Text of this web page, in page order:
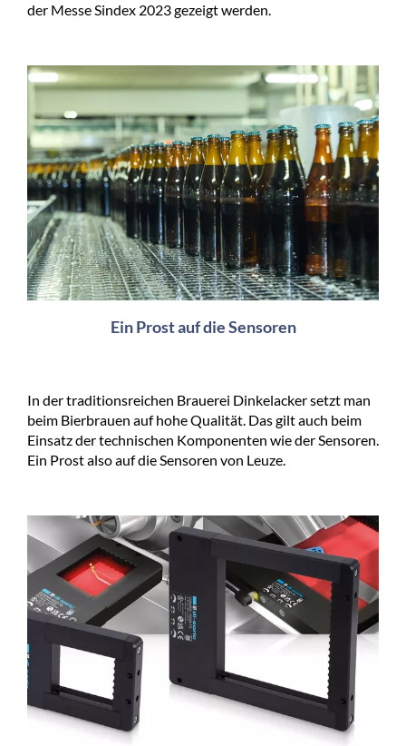
der Messe Sindex 2023 gezeigt werden.
Ein Prost auf die Sensoren
In der traditionsreichen Brauerei Dinkelacker setzt man
beim Bierbrauen auf hohe Qualität. Das gilt auch beim
Einsatz der technischen Komponenten wie der Sensoren.
Ein Prost also auf die Sensoren von Leuze.